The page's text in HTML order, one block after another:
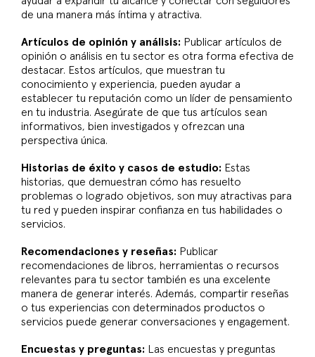
de una manera más íntima y atractiva.
Artículos de opinión y análisis: Publicar artículos de
opinión o análisis en tu sector es otra forma efectiva de
destacar. Estos artículos, que muestran tu
conocimiento y experiencia, pueden ayudar a
establecer tu reputación como un líder de pensamiento
en tu industria. Asegúrate de que tus artículos sean
informativos, bien investigados y ofrezcan una
perspectiva única.
Historias de éxito y casos de estudio: Estas
historias, que demuestran cómo has resuelto
problemas o logrado objetivos, son muy atractivas para
tu red y pueden inspirar confianza en tus habilidades o
servicios.
Recomendaciones y reseñas: Publicar
recomendaciones de libros, herramientas o recursos
relevantes para tu sector también es una excelente
manera de generar interés. Además, compartir reseñas
o tus experiencias con determinados productos o
servicios puede generar conversaciones y engagement.
Encuestas y preguntas: Las encuestas y preguntas